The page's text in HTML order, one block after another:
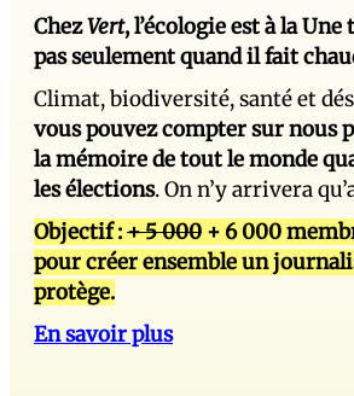
ChezVert, l’écologie est à la
pas seulement quand il fait
Climat, biodiversité, santé et
vous pouvez compter sur nous
la mémoire de tout le monde
les élections. On n’y arrivera
Objectif :+ 5 000 + 6 000
pour créer ensemble un
protège.
En savoir plus